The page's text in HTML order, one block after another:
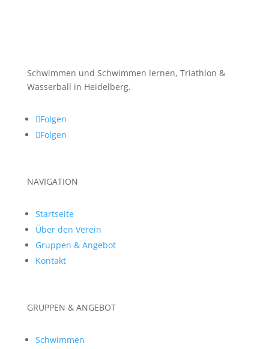
Schwimmen und Schwimmen lernen, Triathlon &
Wasserball in Heidelberg.
Folgen
Folgen
NAVIGATION
Startseite
Über den Verein
Gruppen & Angebot
Kontakt
GRUPPEN & ANGEBOT
Schwimmen